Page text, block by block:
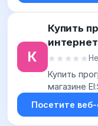
К
Купить
★★★★★
★★★★★
Купить
магазине
Посетите